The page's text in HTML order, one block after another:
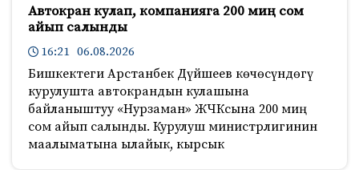
Автокран кулап, компанияга 200 миң сом
айып салынды
16:21 06.08.2026
Бишкектеги Арстанбек Дүйшеев көчөсүндөгү
курулушта автокрандын кулашына
байланыштуу «Нурзаман» ЖЧКсына 200 миң
сом айып салынды. Курулуш министрлигинин
маалыматына ылайык, кырсык